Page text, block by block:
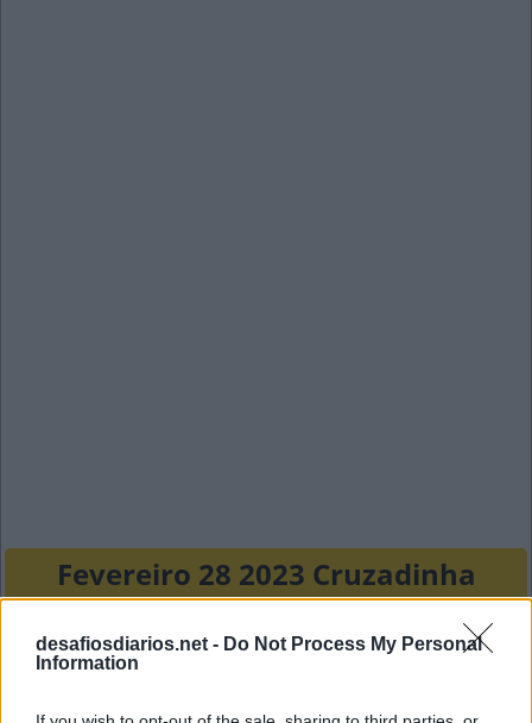
desafiosdiarios.net - Do Not Process My Personal
Information
Fevereiro 28 2023 Cruzadinha
M
S